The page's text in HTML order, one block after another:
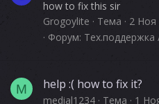
how to fix this sir
Grogoylite
Тема 2 Ноя
Форум: Тех.поддержка
M help :( how to fix it?
medial1234 Тема 1